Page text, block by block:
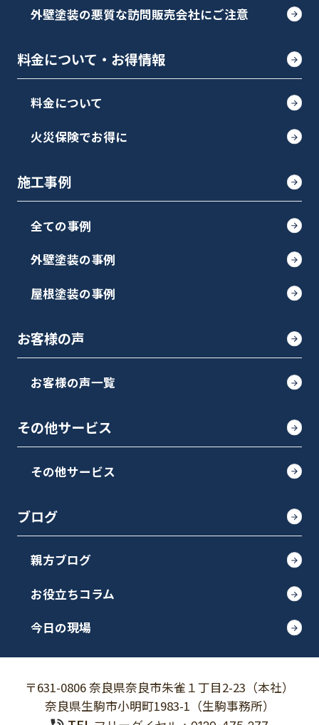
外壁塗装の悪質な訪問販売会社にご注意
料金について・お得情報
料金について
火災保険でお得に
施工事例
全ての事例
外壁塗装の事例
屋根塗装の事例
お客様の声
お客様の声一覧
その他サービス
その他サービス
ブログ
親方ブログ
お役立ちコラム
今日の現場
〒631-0806 奈良県奈良市朱雀１丁目2-23（本社）
奈良県生駒市小明町1983-1（生駒事務所）